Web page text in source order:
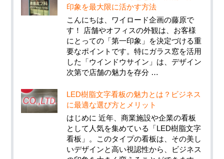
印象を最大限に活かす方法
こんにちは、ワイロード企画の藤原で
す！ 店舗やオフィスの外観は、お客様
にとっての「第一印象」を決定づける重
要なポイントです。特にガラス窓を活用
した「ウインドウサイン」は、デザイン
次第で店舗の魅力を存分 …
LED樹脂文字看板の魅力とは？ビジネス
に最適な選び方とメリット
はじめに 近年、商業施設や企業の看板
として人気を集めている「LED樹脂文字
看板」。このタイプの看板は、その美し
いデザインと高い視認性から、ビジネス